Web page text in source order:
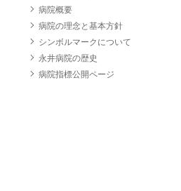
病院概要
病院の理念と基本方針
シンボルマークについて
永井病院の歴史
病院指標公開ページ